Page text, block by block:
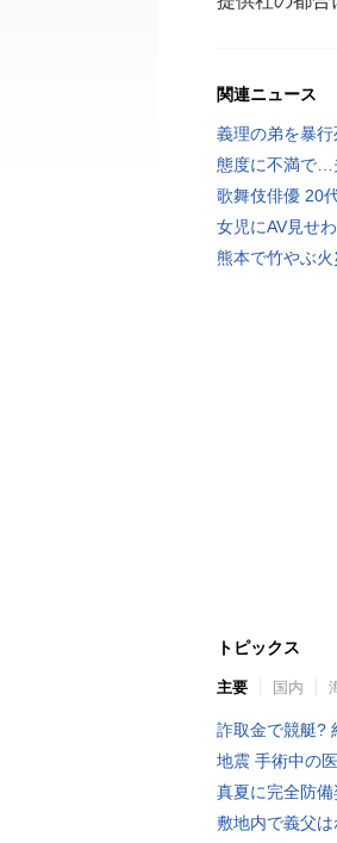
関連ニュース
義理の弟を暴行
態度に不満で…
歌舞伎俳優 20
女児にAV見せ
熊本で竹やぶ
トピックス
主要 国内
詐取金で競艇?
地震 手術中の
真夏に完全防備
敷地内で義父